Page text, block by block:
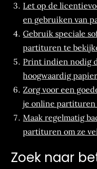
Let op de
en gebruiken van
Gebruik speciale
partituren te
Print indien nodig
hoogwaardig
Zorg voor een
je online
Maak regelmatig
partituren om ze
Zoek naar